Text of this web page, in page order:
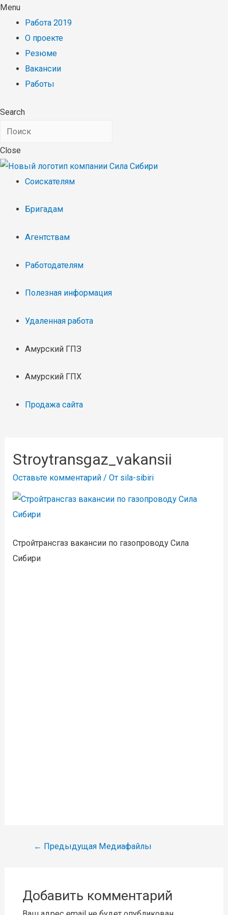
Menu
Работа 2019
О проекте
Резюме
Вакансии
Работы
Search
Close
Соискателям
Бригадам
Агентствам
Работодателям
Полезная информация
Удаленная работа
Амурский ГПЗ
Амурский ГПХ
Продажа сайта
Stroytransgaz_vakansii
Оставьте комментарий / От sila-sibiri
Стройтрансгаз вакансии по газопроводу Сила
Сибири
Навигация
← Предыдущая Медиафайлы
Добавить комментарий